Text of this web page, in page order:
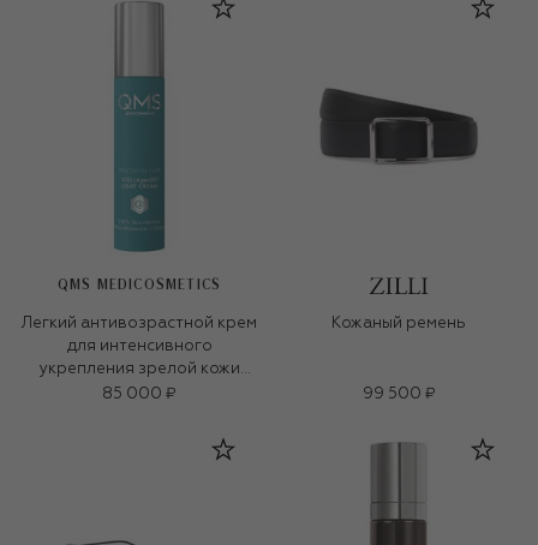
QMS MEDICOSMETICS
Легкий антивозрастной крем
для интенсивного
укрепления зрелой кожи
«3D-коллаген» (50ml)
85 000 ₽
Кожаный ремень
99 500 ₽